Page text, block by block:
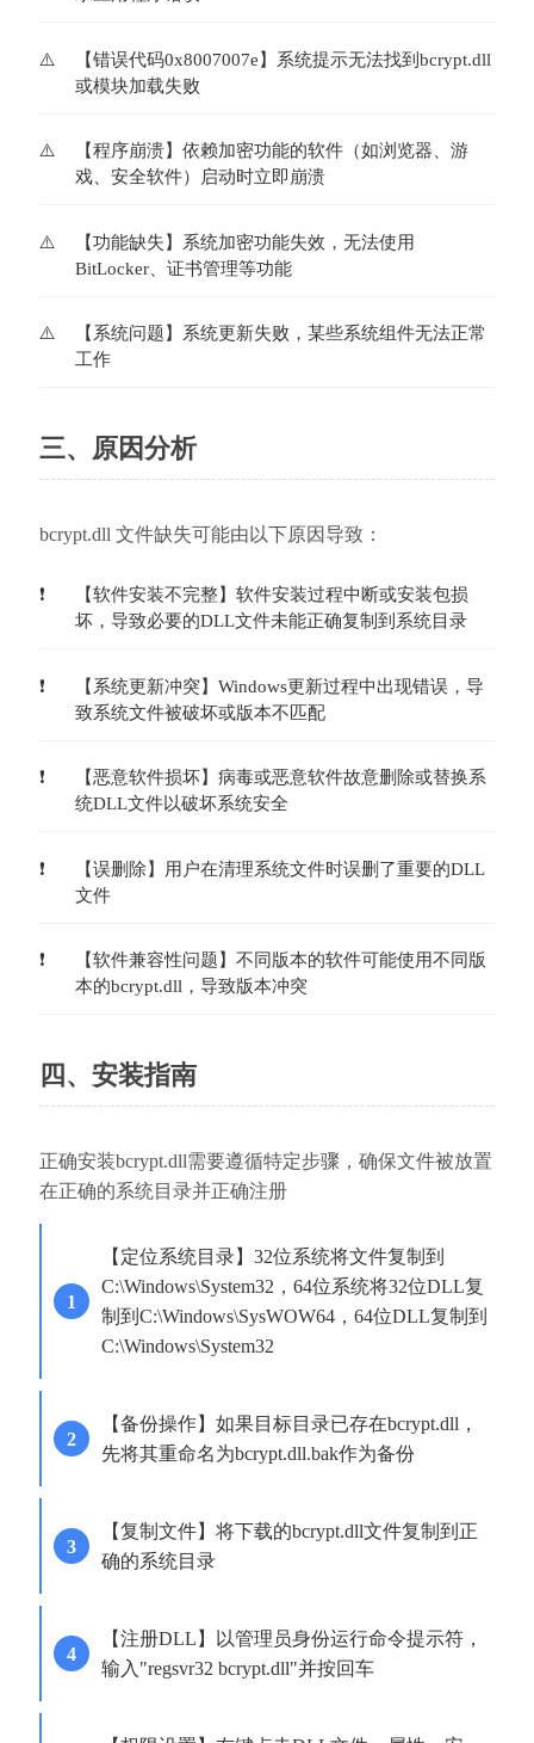
【错误代码0x8007007e】系统提示无法找到bcrypt.dll
或模块加载失败
【程序崩溃】依赖加密功能的软件（如浏览器、游
戏、安全软件）启动时立即崩溃
【功能缺失】系统加密功能失效，无法使用
BitLocker、证书管理等功能
【系统问题】系统更新失败，某些系统组件无法正常
工作
三、原因分析
bcrypt.dll 文件缺失可能由以下原因导致：
【软件安装不完整】软件安装过程中断或安装包损
坏，导致必要的DLL文件未能正确复制到系统目录
【系统更新冲突】Windows更新过程中出现错误，导
致系统文件被破坏或版本不匹配
【恶意软件损坏】病毒或恶意软件故意删除或替换系
统DLL文件以破坏系统安全
【误删除】用户在清理系统文件时误删了重要的DLL
文件
【软件兼容性问题】不同版本的软件可能使用不同版
本的bcrypt.dll，导致版本冲突
四、安装指南
正确安装bcrypt.dll需要遵循特定步骤，确保文件被放置
在正确的系统目录并正确注册
【定位系统目录】32位系统将文件复制到
C:\Windows\System32，64位系统将32位DLL复
制到C:\Windows\SysWOW64，64位DLL复制到
C:\Windows\System32
【备份操作】如果目标目录已存在bcrypt.dll，
先将其重命名为bcrypt.dll.bak作为备份
【复制文件】将下载的bcrypt.dll文件复制到正
确的系统目录
【注册DLL】以管理员身份运行命令提示符，
输入"regsvr32 bcrypt.dll"并按回车